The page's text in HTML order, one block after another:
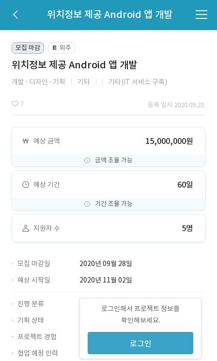
위치정보 제공 Android 앱 개발
모집 마감 📔 외주
위치정보 제공 Android 앱 개발
개발 디자인 기획 기타 기타(IT 서비스 구축)
7 등록 일자 2020.09.23.
예상 금액 15,000,000원
금액 조율 가능
예상 기간 60일
기간 조율 가능
지원자 수 5명
모집 마감일
2020년 09월 28일
예상 시작일
2020년 11월 02일
로그인해서 프로젝트 정보를
확인해보세요.
로그인
진행 분류
기획 상태
프로젝트 경험
협업 예정 인력